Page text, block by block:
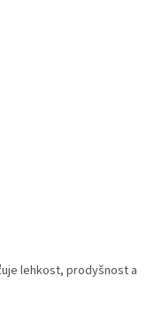
lehkost, prodyšnost a